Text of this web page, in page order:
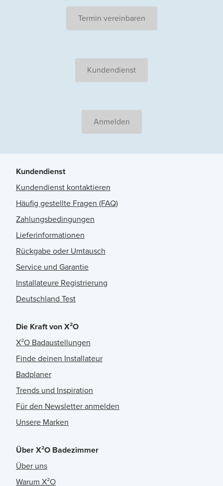
Termin vereinbaren
Kundendienst
Anmelden
Kundendienst
Kundendienst kontaktieren
Häufig gestellte Fragen (FAQ)
Zahlungsbedingungen
Lieferinformationen
Rückgabe oder Umtausch
Service und Garantie
Installateure Registrierung
Deutschland Test
Die Kraft von X²O
X²O Badaustellungen
Finde deinen Installateur
Badplaner
Trends und Inspiration
Für den Newsletter anmelden
Unsere Marken
Über X²O Badezimmer
Über uns
Warum X²O